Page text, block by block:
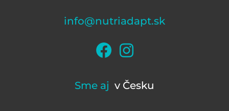
info@nutriadapt.sk
Sme aj v Česku